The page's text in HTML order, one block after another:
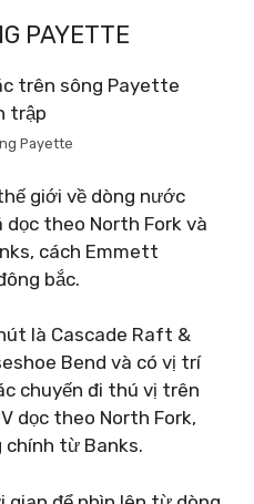
PAYETTE
trập
Payette
giới về dòng nước
theo North Fork và
cách Emmett
bắc.
là Cascade Raft &
Bend và có vị trí
chuyến đi thú vị trên
dọc theo North Fork,
chính từ Banks.